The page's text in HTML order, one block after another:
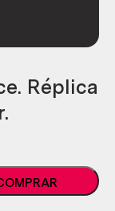
Réplica